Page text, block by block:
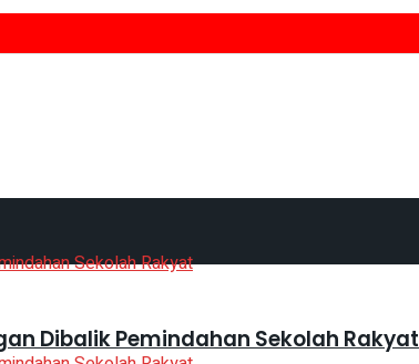
Dibalik Pemindahan Sekolah Rakyat